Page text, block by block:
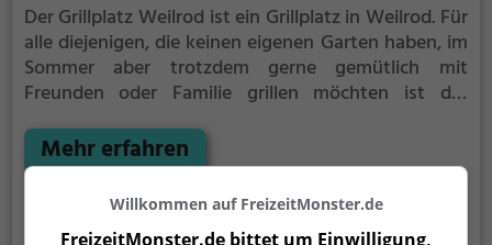
Der Grillplatz Weilrod ist ein Grillplatz in Weilrod. Für
alle diejenigen, die keinen eigenen Garten haben, im
Sommer aber trotzdem gerne gemütlich mit
Freunden oder Familie grillen möchten ist der
Grillplatzes: keine Nachbarn. Hier kann eine Feier
ruhig auch mal bis spät in die Nacht gehen und
etwas lauter werden. Auf dem Grillplatz seid ihr in
den meisten Fällen unter euch und könnt
Mehr erfahren
Willkommen auf FreizeitMonster.de
FreizeitMonster.de bittet um Einwilligung,